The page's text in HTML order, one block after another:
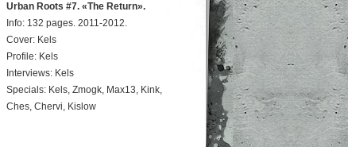
Urban Roots #7. «The Return».
Info: 132 pages. 2011-2012.
Cover: Kels
Profile: Kels
Interviews: Kels
Specials: Kels, Zmogk, Max13, Kink,
Ches, Chervi, Kislow